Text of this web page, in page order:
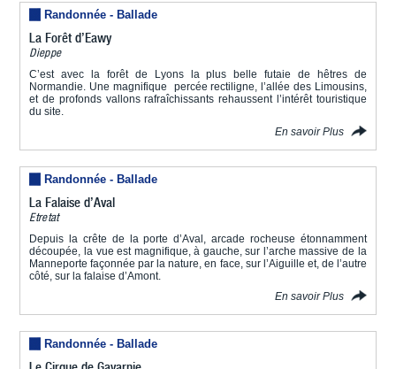
Randonnée - Ballade
La Forêt d’Eawy
Dieppe
C’est avec la forêt de Lyons la plus belle futaie de hêtres de
Normandie. Une magnifique percée rectiligne, l’allée des Limousins,
et de profonds vallons rafraîchissants rehaussent l’intérêt touristique
du site.
En savoir Plus
Randonnée - Ballade
La Falaise d’Aval
Etretat
Depuis la crête de la porte d’Aval, arcade rocheuse étonnamment
découpée, la vue est magnifique, à gauche, sur l’arche massive de la
Manneporte façonnée par la nature, en face, sur l’Aiguille et, de l’autre
côté, sur la falaise d’Amont.
En savoir Plus
Randonnée - Ballade